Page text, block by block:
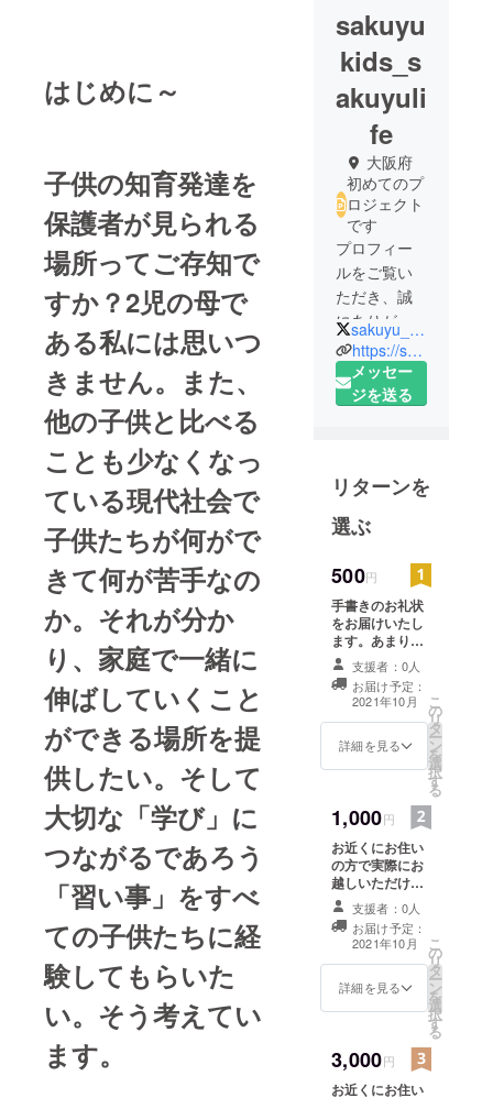
はじめに～
子供の知育発達を
保護者が見られる
場所ってご存知で
すか？2児の母で
ある私には思いつ
きません。また、
他の子供と比べる
ことも少なくなっ
ている現代社会で
子供たちが何がで
きて何が苦手なの
か。それが分か
り、家庭で一緒に
伸ばしていくこと
ができる場所を提
供したい。そして
大切な「学び」に
つながるであろう
「習い事」をすべ
ての子供たちに経
験してもらいた
い。そう考えてい
ます。
sakuyu
kids_s
akuyuli
fe
大阪府
初めてのプ
ロジェクト
です
プロフィー
ルをご覧い
ただき、誠
にありがと
うございま
す！
子供が0歳と
グ株式会社
を設立しま
した。
2期目の終わ
りに、子供
のことで思
い悩むこと
が多く、ま
た、同じ悩
いる人が相
とを知りま
した。ま
た、子供の
貧困（家庭
の貧困に伴
う）も大き
な社会問題
りますが、
は「学び」
の貧困では
sakuyu_life
https://sakuyu.shopinfo.jp/
メッセー
ジを送る
リターンを
選ぶ
500円
手書きのお礼状
をお届けいたし
ます。あまり字
が綺麗ではない
ですが、心を込
めて記入いたし
ます。
支援者：0人
お届け予定：
2021年10月
詳細を見る
こ
の
リ
タ
ー
ン
を
選
択
す
る
1,000円
お近くにお住い
の方で実際にお
越しいただける
方は、施設利用
券を提供いたし
ます。支援金：
1,000円でさくゆ
うキッズスペー
ス1時間分施設利
のペア券）発送
費用も弊社で負
担します。 お近
支援者：0人
お届け予定：
2021年10月
詳細を見る
こ
の
リ
タ
ー
ン
を
選
択
す
る
3,000円
お近くにお住い